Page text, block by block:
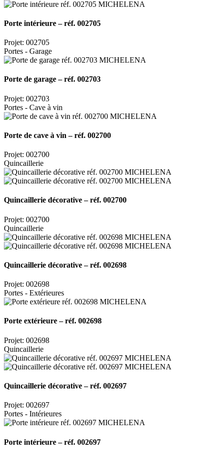
Porte intérieure – réf. 002705
Projet: 002705
Portes - Garage
Porte de garage – réf. 002703
Projet: 002703
Portes - Cave à vin
Porte de cave à vin – réf. 002700
Projet: 002700
Quincaillerie
Quincaillerie décorative – réf. 002700
Projet: 002700
Quincaillerie
Quincaillerie décorative – réf. 002698
Projet: 002698
Portes - Extérieures
Porte extérieure – réf. 002698
Projet: 002698
Quincaillerie
Quincaillerie décorative – réf. 002697
Projet: 002697
Portes - Intérieures
Porte intérieure – réf. 002697